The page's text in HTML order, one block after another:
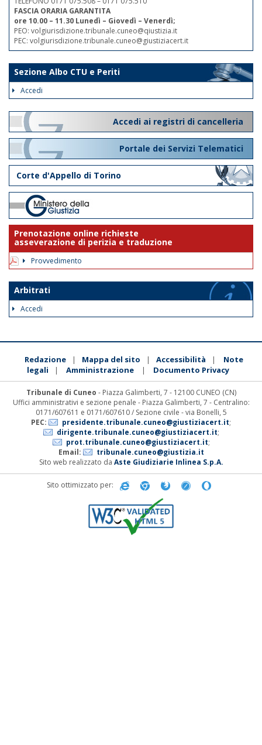
FASCIA ORARIA GARANTITA
ore 10.00 – 11.30 Lunedì – Giovedì – Venerdì;
PEO: volgiurisdizione.tribunale.cuneo@qiustizia.it
PEC: volgiurisdizione.tribunale.cuneo@giustiziacert.it
Sezione Albo CTU e Periti
Accedi
Accedi ai registri di cancelleria
Portale dei Servizi Telematici
Corte d'Appello di Torino
Prenotazione online richieste
asseverazione di perizia e traduzione
Provvedimento
Arbitrati
Accedi
Redazione | Mappa del sito | Accessibilità |
Note
legali
| Amministrazione | Documento Privacy
Tribunale di Cuneo - Piazza Galimberti, 7 - 12100 CUNEO (CN)
Uffici amministrativi e sezione penale - Piazza Galimberti, 7 - Centralino:
0171/607611 e 0171/607610 / Sezione civile - via Bonelli, 5
PEC:
presidente.tribunale.cuneo@giustiziacert.it;
dirigente.tribunale.cuneo@giustiziacert.it;
prot.tribunale.cuneo@giustiziacert.it;
Email:
tribunale.cuneo@giustizia.it
Sito web realizzato da Aste Giudiziarie Inlinea S.p.A.
Sito ottimizzato per: